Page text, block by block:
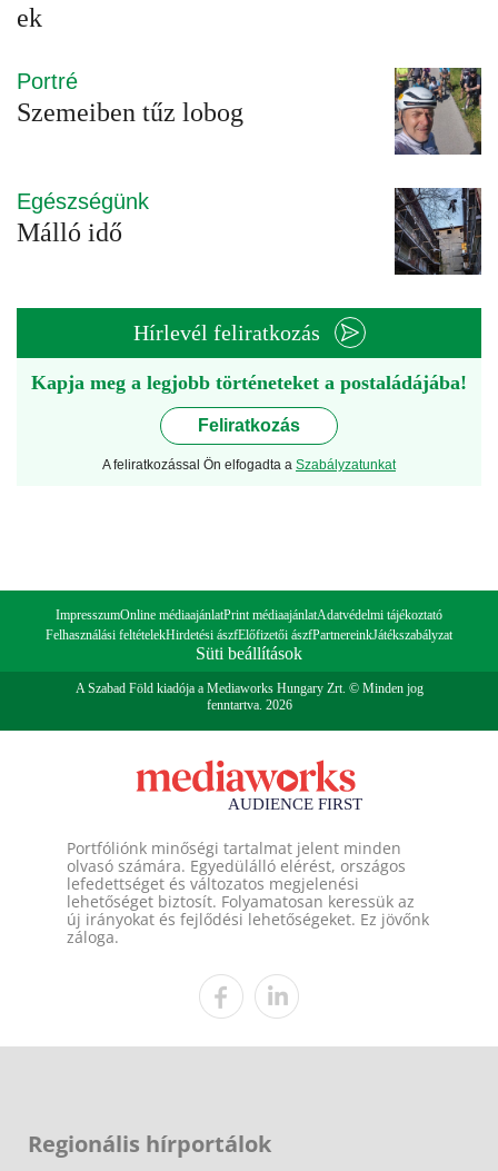
ek
Portré
Szemeiben tűz lobog
Egészségünk
Málló idő
Hírlevél feliratkozás
Kapja meg a legjobb történeteket a postaládájába!
Feliratkozás
A feliratkozással Ön elfogadta a Szabályzatunkat
ImpresszumOnline médiaajánlatPrint médiaajánlatAdatvédelmi tájékoztató
Felhasználási feltételekHirdetési ászfElőfizetői ászfPartnereinkJátékszabályzat
Süti beállítások
A Szabad Föld kiadója a Mediaworks Hungary Zrt. © Minden jog
fenntartva. 2026
Portfóliónk minőségi tartalmat jelent minden
olvasó számára. Egyedülálló elérést, országos
lefedettséget és változatos megjelenési
lehetőséget biztosít. Folyamatosan keressük az
új irányokat és fejlődési lehetőségeket. Ez jövőnk
záloga.
Regionális hírportálok